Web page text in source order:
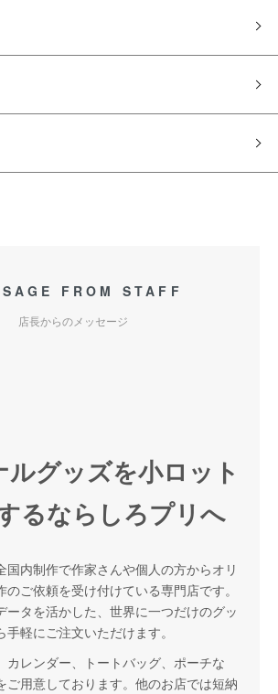
FROM STAFF
店長からのメッセージ
ルグッズを小ロット
るならしろプリへ
国内制作で作家さんや個人の方からオリ
のご依頼を受け付けている専門店です。
ータを活かした、世界に一つだけのグッ
手軽にご注文いただけます。
カレンダー、トートバッグ、ポーチな
ご用意しております。他のお店では短納